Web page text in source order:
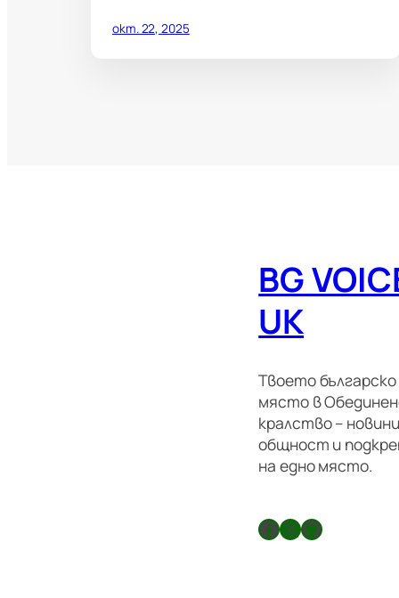
окт. 22, 2025
BG
UK
Твоето българско
място в
кралство –
общност и
на едно място.
Facebook X GitHub